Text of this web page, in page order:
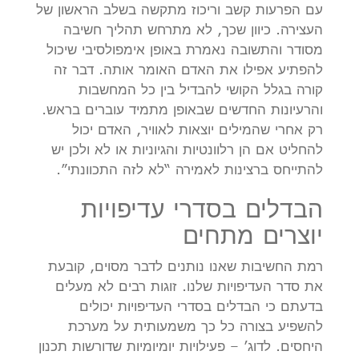
עם הפרעות קשב וריכוז מתקשה בשלב הראשון של
העצירה. כיוון שכך, לא מתרחש תהליך חשיבה
מסודר והתשובה נאמרת באופן אימפולסיבי שיכול
להפתיע אפילו את האדם האומר אותה. דבר זה
קורה בגלל הקושי להבדיל בין כל המחשבות
והרעיונות החדשים שבאופן מתמיד עוברים בראש.
רק אחרי שהמילים יוצאות לאוויר, האדם יכול
להחליט אם הן רלוונטיות והגיוניות או לא ולכן יש
להתייחס ברצינות לאמירה “לא לזה התכוונתי”.
הבדלים בסדרי עדיפויות
יוצרים מתחים
רמת החשיבות שאנו נותנים לדבר מסוים, קובעת
את סדר העדיפויות שלנו. זוגות רבים לא מעלים
בדעתם כי הבדלים בסדרי העדיפויות יכולים
להשפיע בצורה כל כך משמעותית על מערכת
היחסים. לדוג’ – פעילויות יומיומיות שדורשות תכנון